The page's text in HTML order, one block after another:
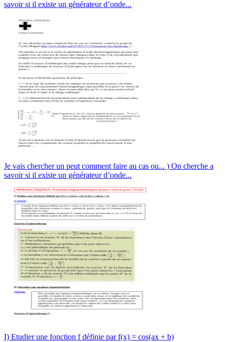
savoir si il existe un générateur d’onde...
Je vais chercher un peut comment faire au cas ou... ) On cherche a
savoir si il existe un générateur d’onde...
I) Etudier une fonction f définie par f(x) = cos(ax + b)